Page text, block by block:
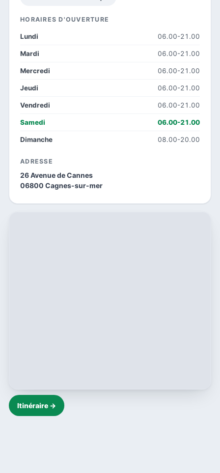
HORAIRES D'OUVERTURE
Lundi 06.00-21.00
Mardi 06.00-21.00
Mercredi 06.00-21.00
Jeudi 06.00-21.00
Vendredi 06.00-21.00
Samedi 06.00-21.00
Dimanche 08.00-20.00
ADRESSE
26 Avenue de Cannes
06800 Cagnes-sur-mer
Itinéraire →